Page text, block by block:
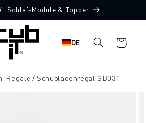
Schlaf-Module & Topper
DE Warenkorb
Regale Schubladenregal SB031